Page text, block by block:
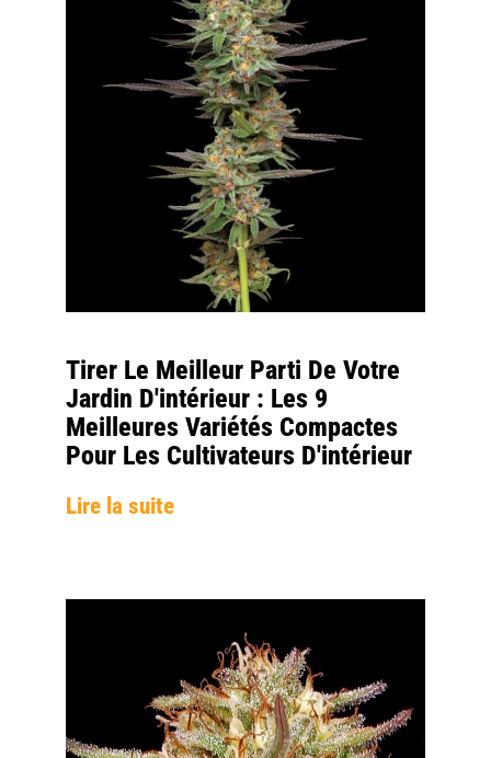
Tirer Le Meilleur Parti De Votre
Jardin D'intérieur : Les 9
Meilleures Variétés Compactes
Pour Les Cultivateurs D'intérieur
Lire la suite